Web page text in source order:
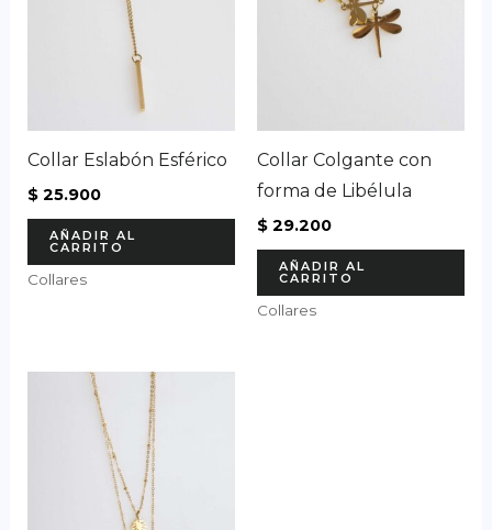
Collar Eslabón Esférico
$25.900
AÑADIR AL
CARRITO
Collares
Collar Colgante con
forma de Libélula
$ 29.200
AÑADIR AL
CARRITO
Collares